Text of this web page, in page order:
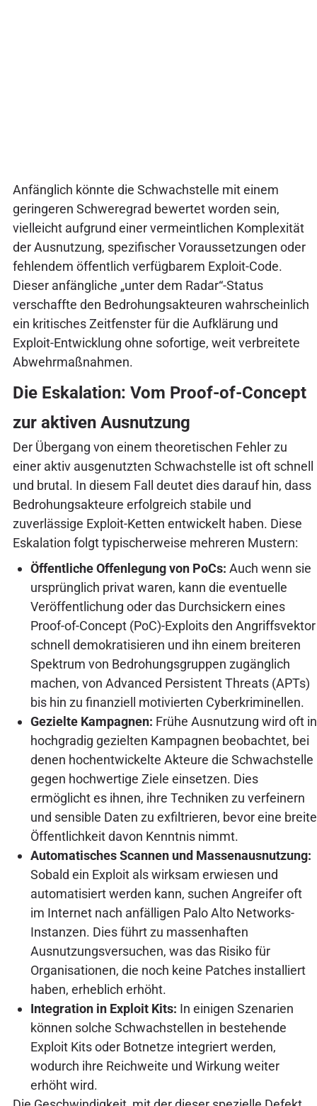
Anfänglich könnte die Schwachstelle mit einem
geringeren Schweregrad bewertet worden sein,
vielleicht aufgrund einer vermeintlichen Komplexität
der Ausnutzung, spezifischer Voraussetzungen oder
fehlendem öffentlich verfügbarem Exploit-Code.
Dieser anfängliche „unter dem Radar“-Status
verschaffte den Bedrohungsakteuren wahrscheinlich
ein kritisches Zeitfenster für die Aufklärung und
Exploit-Entwicklung ohne sofortige, weit verbreitete
Abwehrmaßnahmen.
Die Eskalation: Vom Proof-of-Concept
zur aktiven Ausnutzung
Der Übergang von einem theoretischen Fehler zu
einer aktiv ausgenutzten Schwachstelle ist oft schnell
und brutal. In diesem Fall deutet dies darauf hin, dass
Bedrohungsakteure erfolgreich stabile und
zuverlässige Exploit-Ketten entwickelt haben. Diese
Eskalation folgt typischerweise mehreren Mustern:
Öffentliche Offenlegung von PoCs: Auch wenn sie
ursprünglich privat waren, kann die eventuelle
Veröffentlichung oder das Durchsickern eines
Proof-of-Concept (PoC)-Exploits den Angriffsvektor
schnell demokratisieren und ihn einem breiteren
Spektrum von Bedrohungsgruppen zugänglich
machen, von Advanced Persistent Threats (APTs)
bis hin zu finanziell motivierten Cyberkriminellen.
Gezielte Kampagnen: Frühe Ausnutzung wird oft in
hochgradig gezielten Kampagnen beobachtet, bei
denen hochentwickelte Akteure die Schwachstelle
gegen hochwertige Ziele einsetzen. Dies
ermöglicht es ihnen, ihre Techniken zu verfeinern
und sensible Daten zu exfiltrieren, bevor eine breite
Öffentlichkeit davon Kenntnis nimmt.
Automatisches Scannen und Massenausnutzung:
Sobald ein Exploit als wirksam erwiesen und
automatisiert werden kann, suchen Angreifer oft
im Internet nach anfälligen Palo Alto Networks-
Instanzen. Dies führt zu massenhaften
Ausnutzungsversuchen, was das Risiko für
Organisationen, die noch keine Patches installiert
haben, erheblich erhöht.
Integration in Exploit Kits: In einigen Szenarien
können solche Schwachstellen in bestehende
Exploit Kits oder Botnetze integriert werden,
wodurch ihre Reichweite und Wirkung weiter
erhöht wird.